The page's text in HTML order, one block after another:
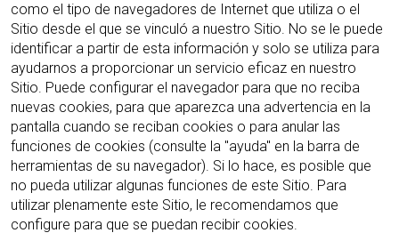
como el tipo de navegadores de Internet que utiliza o el
Sitio desde el que se vinculó a nuestro Sitio. No se le puede
identificar a partir de esta información y solo se utiliza para
ayudarnos a proporcionar un servicio eficaz en nuestro
Sitio. Puede configurar el navegador para que no reciba
nuevas cookies, para que aparezca una advertencia en la
pantalla cuando se reciban cookies o para anular las
funciones de cookies (consulte la "ayuda" en la barra de
herramientas de su navegador). Si lo hace, es posible que
no pueda utilizar algunas funciones de este Sitio. Para
utilizar plenamente este Sitio, le recomendamos que
configure para que se puedan recibir cookies.